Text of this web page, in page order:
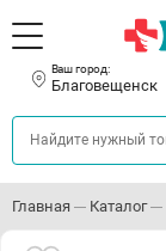
Ваш город:
Благовещенск
Главная Каталог